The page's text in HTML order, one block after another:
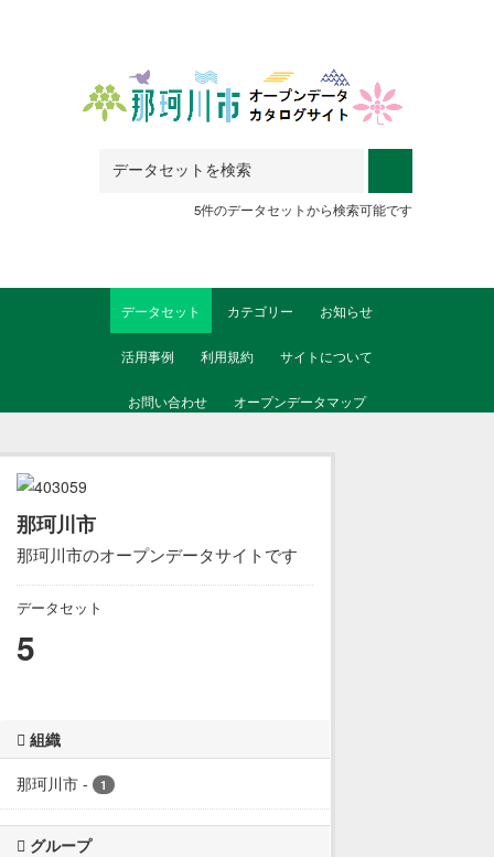
5件のデータセットから検索可能です
データセット カテゴリー お知らせ
活用事例 利用規約 サイトについて
お問い合わせ オープンデータマップ
那珂川市
那珂川市のオープンデータサイトです
データセット
5
組織
那珂川市 - 1
グループ